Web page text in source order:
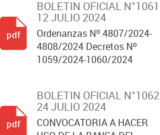
BOLETIN OFICIAL N°1061
12 JULIO 2024
Ordenanzas Nº 4807/2024-
4808/2024 Decretos Nº
1059/2024-1060/2024
pdf
BOLETIN OFICIAL N°1062
24 JULIO 2024
CONVOCATORIA A HACER
pdf